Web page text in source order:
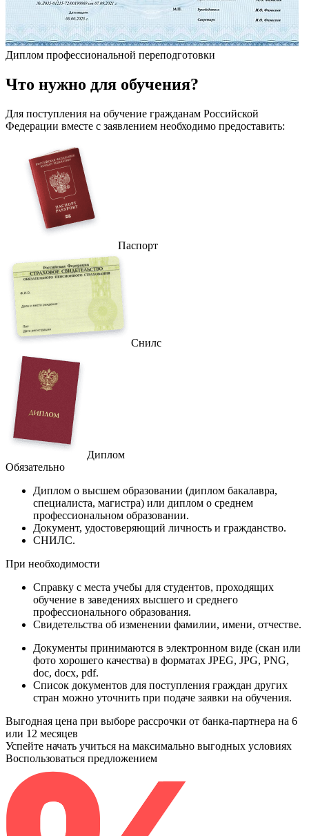
Диплом профессиональной переподготовки
Что нужно для обучения?
Для поступления на обучение гражданам Российской
Федерации вместе с заявлением необходимо предоставить:
Паспорт
Снилс
Диплом
Обязательно
Диплом о высшем образовании (диплом бакалавра,
специалиста, магистра) или диплом о среднем
профессиональном образовании.
Документ, удостоверяющий личность и гражданство.
СНИЛС.
При необходимости
Справку с места учебы для студентов, проходящих
обучение в заведениях высшего и среднего
профессионального образования.
Свидетельства об изменении фамилии, имени, отчестве.
Документы принимаются в электронном виде (скан или
фото хорошего качества) в форматах JPEG, JPG, PNG,
doc, docx, pdf.
Список документов для поступления граждан других
стран можно уточнить при подаче заявки на обучения.
Выгодная цена при выборе рассрочки от банка-партнера на 6
или 12 месяцев
Успейте начать учиться на максимально выгодных условиях
Воспользоваться предложением